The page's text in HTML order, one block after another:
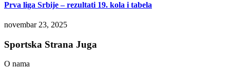
Prva liga Srbije – rezultati 19. kola i tabela
novembar 23, 2025
Sportska Strana Juga
O nama